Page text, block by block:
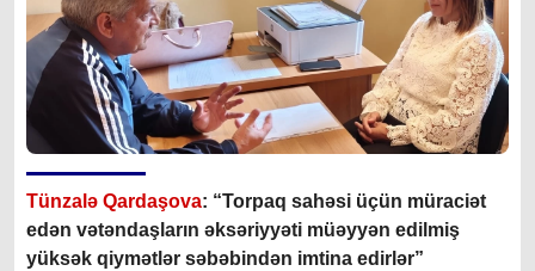
Tünzalə Qardaşova: “Torpaq sahəsi üçün müraciət
edən vətəndaşların əksəriyyəti müəyyən edilmiş
yüksək qiymətlər səbəbindən imtina edirlər”